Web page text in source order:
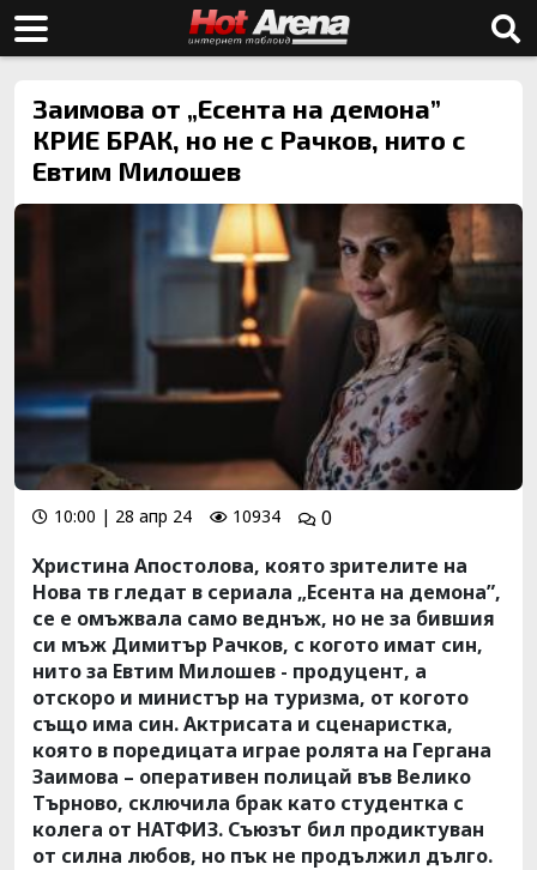
Заимова от „Есента на демона”
КРИЕ БРАК, но не с Рачков, нито с
Eвтим Милошев
10:00 | 28 апр 24 10934
0
Христина Апостолова, която зрителите на
Нова тв гледат в сериала „Есента на демона”,
се е омъжвала само веднъж, но не за бившия
си мъж Димитър Рачков, с когото имат син,
нито за Евтим Милошев - продуцент, а
отскоро и министър на туризма, от когото
също има син. Актрисата и сценаристка,
която в поредицата играе ролята на Гергана
Заимова – оперативен полицай във Велико
Търново, сключила брак като студентка с
колега от НАТФИЗ. Съюзът бил продиктуван
от силна любов, но пък не продължил дълго.